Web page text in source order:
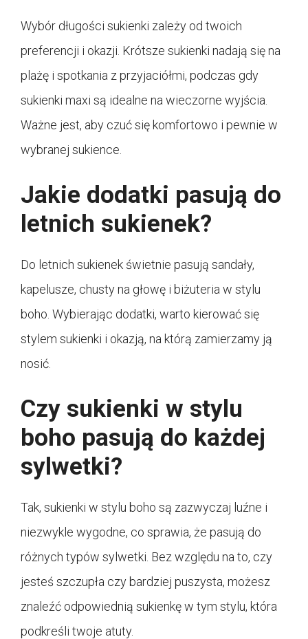
Wybór długości sukienki zależy od twoich
preferencji i okazji. Krótsze sukienki nadają się na
plażę i spotkania z przyjaciółmi, podczas gdy
sukienki maxi są idealne na wieczorne wyjścia.
Ważne jest, aby czuć się komfortowo i pewnie w
wybranej sukience.
Jakie dodatki pasują do
letnich sukienek?
Do letnich sukienek świetnie pasują sandały,
kapelusze, chusty na głowę i biżuteria w stylu
boho. Wybierając dodatki, warto kierować się
stylem sukienki i okazją, na którą zamierzamy ją
nosić.
Czy sukienki w stylu
boho pasują do każdej
sylwetki?
Tak, sukienki w stylu boho są zazwyczaj luźne i
niezwykle wygodne, co sprawia, że pasują do
różnych typów sylwetki. Bez względu na to, czy
jesteś szczupła czy bardziej puszysta, możesz
znaleźć odpowiednią sukienkę w tym stylu, która
podkreśli twoje atuty.